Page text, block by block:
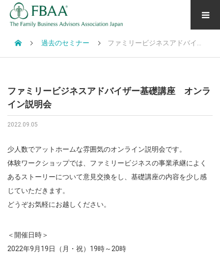
過去のセミナー ファミリービジネスアドバイザー基礎講座 オンライン説明会
ファミリービジネスアドバイザー基礎講座 オンラ
イン説明会
2022.09.05
少人数でアットホームな雰囲気のオンライン説明会です。
体験ワークショップでは、ファミリービジネスの事業承継によく
あるストーリーについて意見交換をし、基礎講座の内容を少し感
じていただきます。
どうぞお気軽にお越しください。
＜開催日時＞
2022年9月19日（月・祝）19時～20時